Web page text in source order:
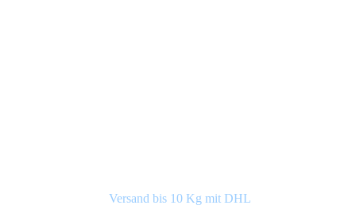
Versand bis 10 Kg mit DHL